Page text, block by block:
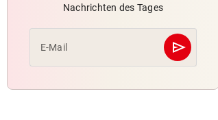
Nachrichten des Tages
E-Mail send